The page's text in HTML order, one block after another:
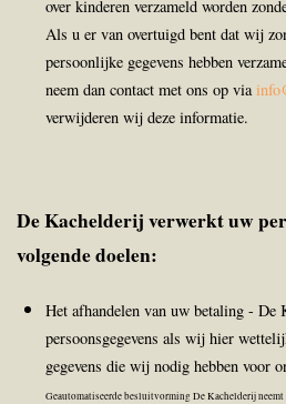
over kinderen verzameld worden
Als u er van overtuigd bent dat wij
persoonlijke gegevens hebben
neem dan contact met ons op via
verwijderen wij deze informatie.
De Kachelderij verwerkt uw
volgende doelen:
Het afhandelen van uw betaling - De
persoonsgegevens als wij hier
gegevens die wij nodig hebben voor
Geautomatiseerde besluitvorming De Kachelderij